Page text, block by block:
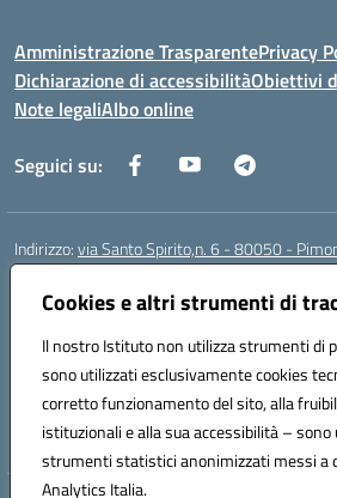
Cookies e altri strumenti di
Il nostro Istituto non utilizza strumenti di
sono utilizzati esclusivamente cookies
corretto funzionamento del sito, alla
istituzionali e alla sua accessibilità –
strumenti statistici anonimizzati messi a
Analytics Italia.
Amministrazione TrasparentePrivacy
Dichiarazione di accessibilitàObiettivi
Note legaliAlbo online
Seguici su:
Indirizzo:via Santo Spirito,n. 6 - 80050 -
Centralino:
Posta elettronica certificata (PEC):
Codice fiscale: 82008870634
Codice meccanografico:NAIC86400X
Codice Indice delle Pubbliche Amministrazioni
Codice unico di fatturazione (CUF): UF5NKX